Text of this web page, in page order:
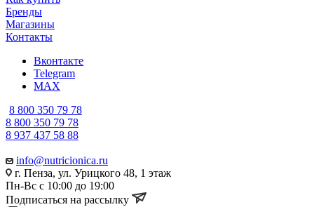
Бренды
Магазины
Контакты
Вконтакте
Telegram
MAX
8 800 350 79 78
8 800 350 79 78
8 937 437 58 88
info@nutricionica.ru
г. Пенза, ул. Урицкого 48, 1 этаж
Пн-Вс с 10:00 до 19:00
Подписаться на рассылку